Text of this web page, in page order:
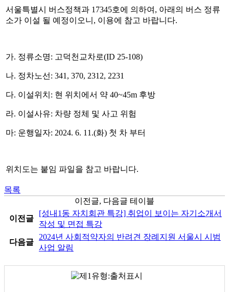
서울특별시 버스정책과 17345호에 의하여, 아래의 버스 정류
소가 이설 될 예정이오니, 이용에 참고 바랍니다.
가. 정류소명: 고덕천교차로(ID 25-108)
나. 정차노선: 341, 370, 2312, 2231
다. 이설위치: 현 위치에서 약 40~45m 후방
라. 이설사유: 차량 정체 및 사고 위험
마: 운행일자: 2024. 6. 11.(화) 첫 차 부터
위치도는 붙임 파일을 참고 바랍니다.
목록
이전글, 다음글 테이블
이전글
[성내1동 자치회관 특강] 취업이 보이는 자기소개서
작성 및 면접 특강
다음글
2024년 사회적약자의 반려견 장례지원 서울시 시범
사업 알림